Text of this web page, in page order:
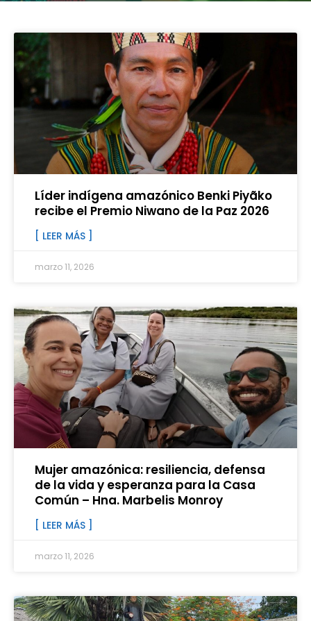
Líder indígena amazónico Benki Piyãko
recibe el Premio Niwano de la Paz 2026
[ LEER MÁS ]
marzo 11, 2026
Mujer amazónica: resiliencia, defensa
de la vida y esperanza para la Casa
Común – Hna. Marbelis Monroy
[ LEER MÁS ]
marzo 11, 2026